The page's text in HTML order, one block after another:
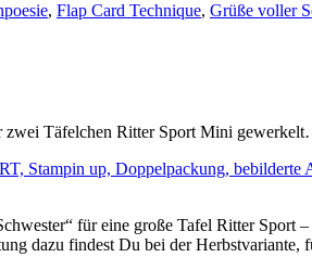
, Flap Card Technique, Grüße voller
Täfelchen Ritter Sport Mini
für eine große Tafel Ritter Sport
dazu findest Du bei der